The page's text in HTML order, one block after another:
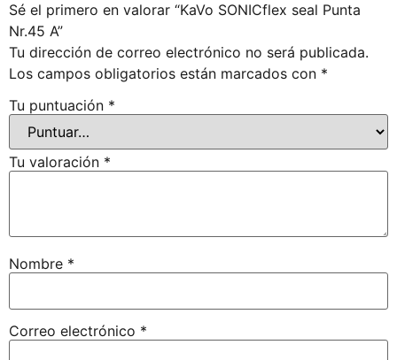
Sé el primero en valorar “KaVo SONICflex seal Punta
Nr.45 A”
Tu dirección de correo electrónico no será publicada.
Los campos obligatorios están marcados con *
Tu puntuación *
Tu valoración *
Nombre *
Correo electrónico *